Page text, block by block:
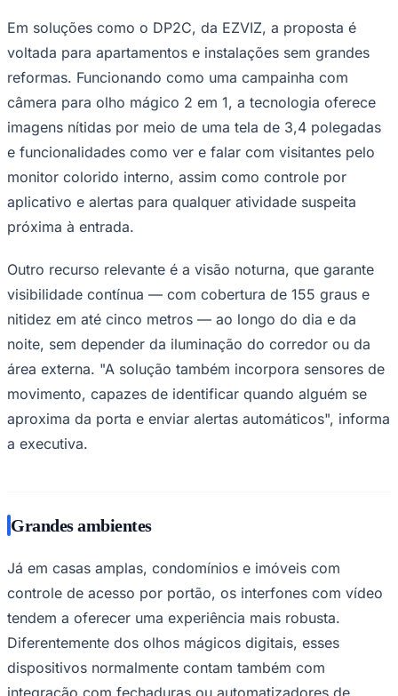
Vôlei
NBB
Competições de Futebol
Brasileirão Série A
Brasileirão Série B
Copa do Brasil
Libertadores
Copa América
Champions League
Bundesliga
Mundial 2026
Times - Ir direto
Em soluções como o DP2C, da EZVIZ, a proposta é
voltada para apartamentos e instalações sem grandes
reformas. Funcionando como uma campainha com
câmera para olho mágico 2 em 1, a tecnologia oferece
imagens nítidas por meio de uma tela de 3,4 polegadas
e funcionalidades como ver e falar com visitantes pelo
monitor colorido interno, assim como controle por
aplicativo e alertas para qualquer atividade suspeita
próxima à entrada.
Outro recurso relevante é a visão noturna, que garante
visibilidade contínua — com cobertura de 155 graus e
nitidez em até cinco metros — ao longo do dia e da
noite, sem depender da iluminação do corredor ou da
área externa. "A solução também incorpora sensores de
movimento, capazes de identificar quando alguém se
aproxima da porta e enviar alertas automáticos", informa
a executiva.
Grandes ambientes
Já em casas amplas, condomínios e imóveis com
controle de acesso por portão, os interfones com vídeo
tendem a oferecer uma experiência mais robusta.
Diferentemente dos olhos mágicos digitais, esses
dispositivos normalmente contam também com
integração com fechaduras ou automatizadores de